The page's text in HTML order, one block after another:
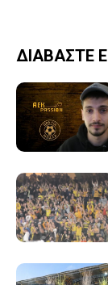
ΔΙΑΒΑΣΤΕ